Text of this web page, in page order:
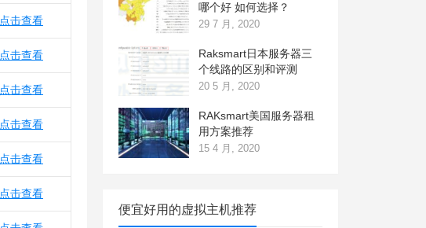
点击查看
点击查看
点击查看
点击查看
点击查看
点击查看
哪个好 如何选择？
29 7 月, 2020
Raksmart日本服务器三
个线路的区别和评测
20 5 月, 2020
RAKsmart美国服务器租
用方案推荐
15 4 月, 2020
便宜好用的虚拟主机推荐